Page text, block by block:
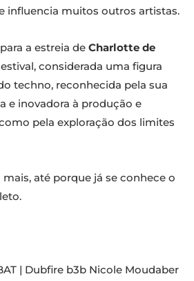
influencia muitos outros artistas.
a estreia de Charlotte de
considerada uma figura
techno, reconhecida pela sua
e inovadora à produção e
pela exploração dos limites
até porque já se conhece o
| Dubfire b3b Nicole Moudaber